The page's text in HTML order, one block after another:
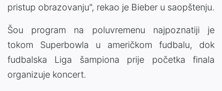
pristup obrazovanju", rekao je Bieber u saopštenju.
Šou program na poluvremenu najpoznatiji je
tokom Superbowla u američkom fudbalu, dok
fudbalska Liga šampiona prije početka finala
organizuje koncert.